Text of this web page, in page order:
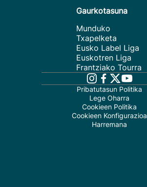
Gaurkotasuna
Munduko
Txapelketa
Eusko Label Liga
Euskotren Liga
Frantziako Tourra
Pribatutasun Politika
Lege Oharra
Cookieen Politika
Cookieen Konfigurazioa
Harremana